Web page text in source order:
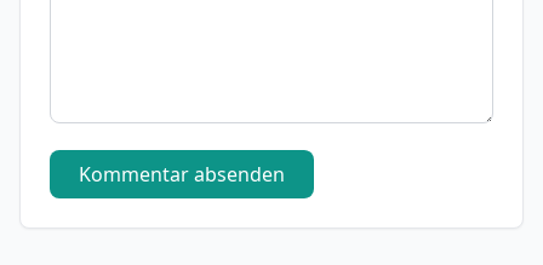
Kommentar absenden